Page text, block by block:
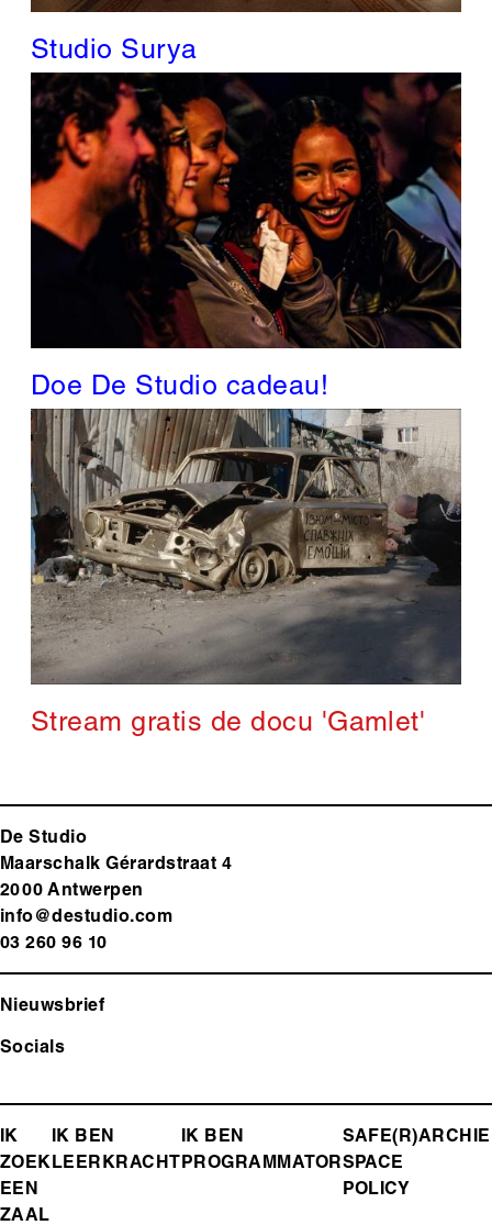
Studio Surya
Doe De Studio cadeau!
Stream gratis de docu 'Gamlet'
De Studio
Maarschalk Gérardstraat 4
2000 Antwerpen
info@destudio.com
03 260 96 10
Nieuwsbrief
Socials
FOOTER-
MENU
IK
ZOEK
EEN
ZAAL
IK BEN
LEERKRACHT
IK BEN
PROGRAMMATOR
SAFE(R)
SPACE
POLICY